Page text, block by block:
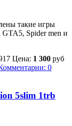
такие игры
Spider men и
Цена: 1 300 руб
0
5slim 1trb